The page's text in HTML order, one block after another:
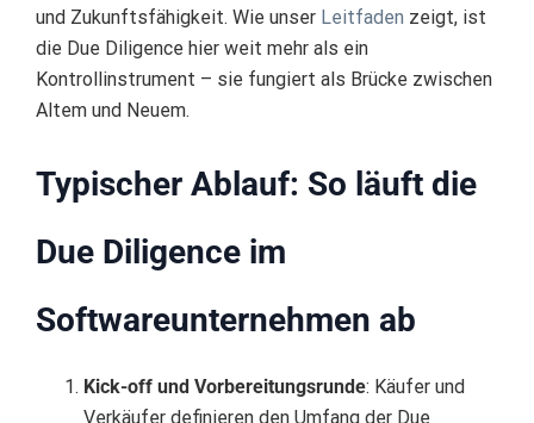
und Zukunftsfähigkeit. Wie unser Leitfaden zeigt, ist
die Due Diligence hier weit mehr als ein
Kontrollinstrument – sie fungiert als Brücke zwischen
Altem und Neuem.
Typischer Ablauf: So läuft die
Due Diligence im
Softwareunternehmen ab
Kick-off und Vorbereitungsrunde: Käufer und
Verkäufer definieren den Umfang der Due